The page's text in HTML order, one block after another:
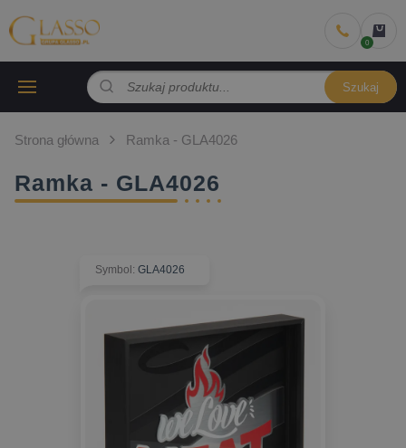
Szukaj
Strona główna Ramka - GLA4026
Ramka - GLA4026
Symbol : GLA4026